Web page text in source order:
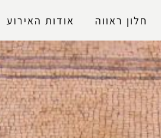
חלון ראווה אודות האירוע